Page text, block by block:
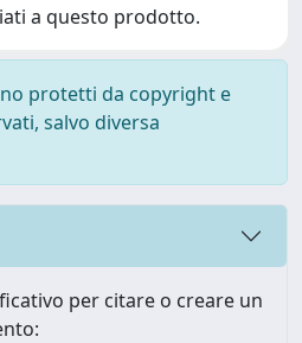
a questo prodotto.
protetti da copyright e
salvo diversa
per citare o creare un